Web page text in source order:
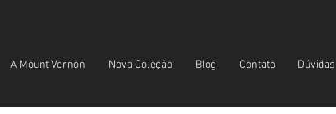
A Mount Vernon Nova Coleção Blog Contato